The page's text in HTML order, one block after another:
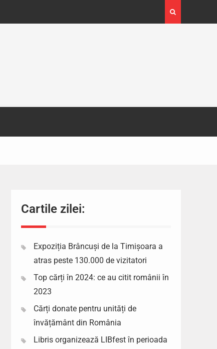
Expoziția Brâncuși de la Timișoara a atras peste
130.000 de vizitatori
Cartile zilei:
Expoziția Brâncuși de la Timișoara a
atras peste 130.000 de vizitatori
Top cărți în 2024: ce au citit românii în
2023
Cărți donate pentru unități de
învățământ din România
Libris organizează LIBfest în perioada